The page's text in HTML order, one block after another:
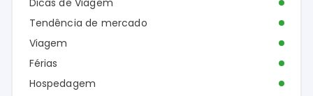
Tendência de mercado
Viagem
Férias
Hospedagem